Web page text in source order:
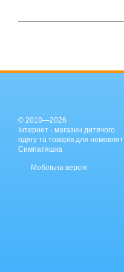
© 2010—2026
Інтернет - магазин дитячого
одягу та товарів для немовлят
Симпатяшка
Мобільна версія